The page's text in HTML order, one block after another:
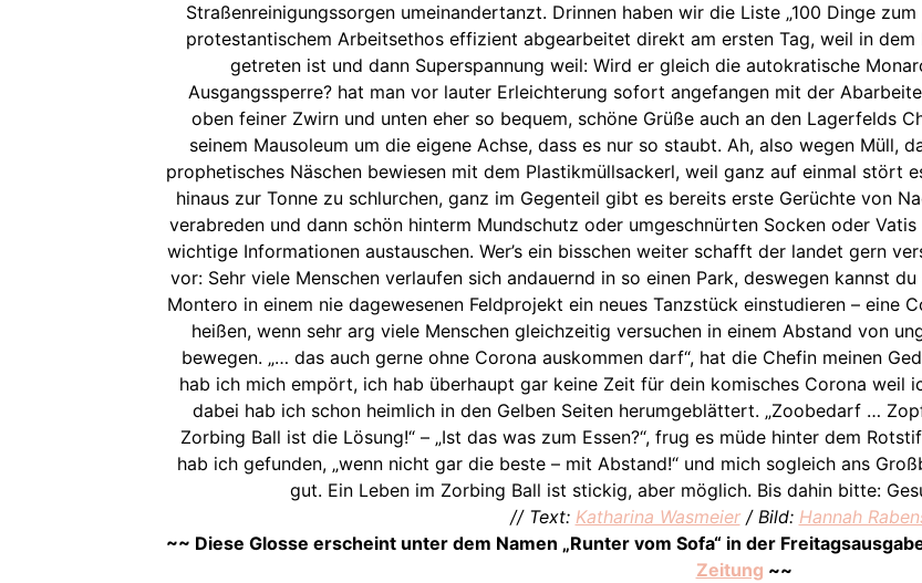
Straßenreinigungssorgen umeinandertanzt. Drinnen haben wir die Liste „100 Dinge
protestantischem Arbeitsethos effizient abgearbeitet direkt am ersten Tag, weil in
getreten ist und dann Superspannung weil: Wird er gleich die autokratische
Ausgangssperre? hat man vor lauter Erleichterung sofort angefangen mit der
oben feiner Zwirn und unten eher so bequem, schöne Grüße auch an den Lagerfelds
seinem Mausoleum um die eigene Achse, dass es nur so staubt. Ah, also wegen Müll,
prophetisches Näschen bewiesen mit dem Plastikmüllsackerl, weil ganz auf einmal stört
hinaus zur Tonne zu schlurchen, ganz im Gegenteil gibt es bereits erste Gerüchte von
verabreden und dann schön hinterm Mundschutz oder umgeschnürten Socken oder
wichtige Informationen austauschen. Wer’s ein bisschen weiter schafft der landet gern
vor: Sehr viele Menschen verlaufen sich andauernd in so einen Park, deswegen kannst
Montero in einem nie dagewesenen Feldprojekt ein neues Tanzstück einstudieren – eine
heißen, wenn sehr arg viele Menschen gleichzeitig versuchen in einem Abstand von
bewegen. „… das auch gerne ohne Corona auskommen darf“, hat die Chefin meinen
hab ich mich empört, ich hab überhaupt gar keine Zeit für dein komisches Corona weil
dabei hab ich schon heimlich in den Gelben Seiten herumgeblättert. „Zoobedarf …
Zorbing Ball ist die Lösung!“ – „Ist das was zum Essen?“, frug es müde hinter dem
hab ich gefunden, „wenn nicht gar die beste – mit Abstand!“ und mich sogleich ans
gut. Ein Leben im Zorbing Ball ist stickig, aber möglich. Bis dahin bitte:
// Text: Katharina Wasmeier/ Bild: Hannah
~~ Diese Glosse erscheint unter dem Namen „Runter vom Sofa“ in der
Zeitung ~~